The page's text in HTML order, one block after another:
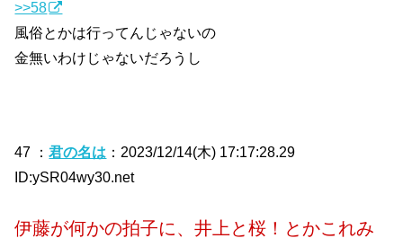
>>58
風俗とかは行ってんじゃないの
金無いわけじゃないだろうし
47 ：君の名は ：2023/12/14(木) 17:17:28.29
ID:ySR04wy30.net
伊藤が何かの拍子に、井上と桜！とかこれみ